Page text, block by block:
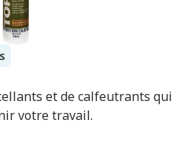
et de calfeutrants qui
votre travail.